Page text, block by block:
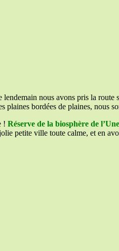
lendemain nous avons pris la route
bordées de plaines, nous
! Réserve de la biosphère de
petite ville toute calme, et en